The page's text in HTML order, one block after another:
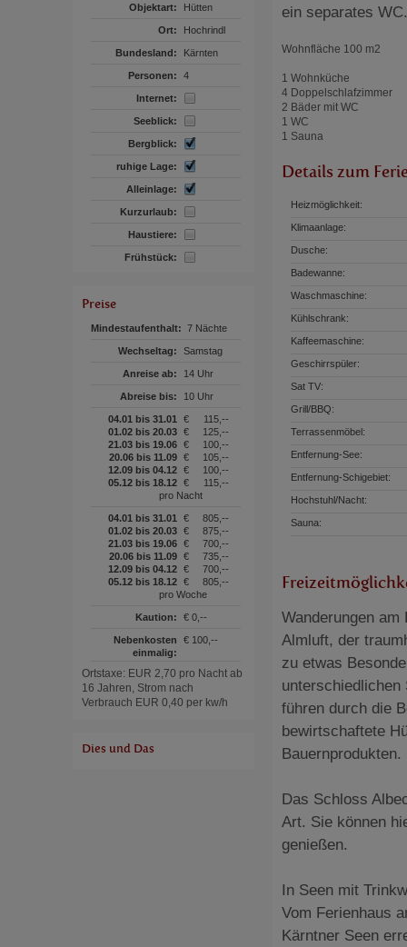
Objektart: Hütten
Ort: Hochrindl
Bundesland: Kärnten
Personen: 4
Internet:
Seeblick:
Bergblick:
ruhige Lage:
Alleinlage:
Kurzurlaub:
Haustiere:
Frühstück:
Preise
Mindestaufenthalt: 7 Nächte
Wechseltag: Samstag
Anreise ab: 14 Uhr
Abreise bis: 10 Uhr
04.01 bis 31.01 €
115,--
01.02 bis 20.03 €
125,--
21.03 bis 19.06 €
100,--
20.06 bis 11.09 €
105,--
12.09 bis 04.12 €
100,--
05.12 bis 18.12 €
115,--
pro Nacht
04.01 bis 31.01 €
805,--
01.02 bis 20.03 €
875,--
21.03 bis 19.06 €
700,--
20.06 bis 11.09 €
735,--
12.09 bis 04.12 €
700,--
05.12 bis 18.12 €
805,--
pro Woche
Kaution: € 0,--
Nebenkosten
einmalig:
€ 100,--
Ortstaxe: EUR 2,70 pro Nacht ab
16 Jahren, Strom nach
Verbrauch EUR 0,40 per kw/h
Dies und Das
ein separates
Wohnfläche 100 m2
1 Wohnküche
4 Doppelschlafzimmer
2 Bäder mit WC
1 WC
1 Sauna
Details zum
Heizmöglichkeit:
Klimaanlage:
Dusche:
Badewanne:
Waschmaschine:
Kühlschrank:
Kaffeemaschine:
Geschirrspüler:
Sat TV:
Grill/BBQ:
Terrassenmöbel:
Entfernung-See:
Entfernung-Schigebiet:
Hochstuhl/Nacht:
Sauna:
Wanderungen
Almluft, der
zu etwas
unterschiedlichen
führen durch die
bewirtschaftete
Bauernprodukten.
Das Schloss
Art. Sie können
genießen.
In Seen mit
Vom Ferienhaus
Kärntner Seen